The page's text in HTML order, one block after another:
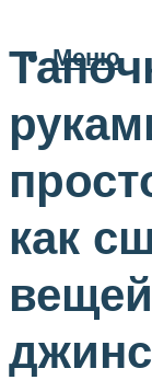
Меню
как